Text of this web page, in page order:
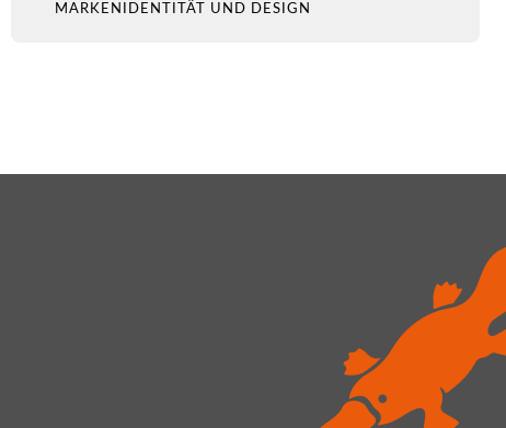
MARKENIDENTITÄT UND DESIGN